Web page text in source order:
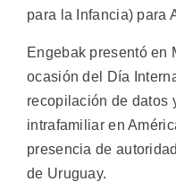
para la Infancia) para
Engebak presentó en
ocasión del Día
recopilación de datos
intrafamiliar en
presencia de
de Uruguay.